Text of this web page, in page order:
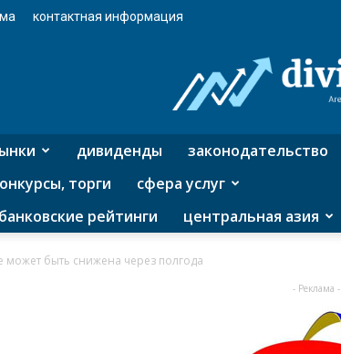
контактная информация
агентство
финансовых
дивиденды
законодательство
торги
сфера услуг
банковские рейтинги центральная азия
может быть снижена через полгода
- Реклама -